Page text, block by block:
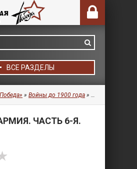
ВСЕ РАЗДЕЛЫ
» Войны до 1900 года » Униформа
ЧАСТЬ 6-Я.